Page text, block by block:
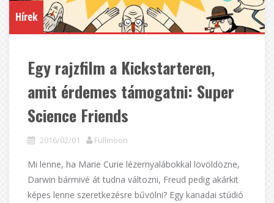
Hírek
Egy rajzfilm a Kickstarteren,
amit érdemes támogatni: Super
Science Friends
2016/02/01 Fullmoon
Mi lenne, ha Marie Curie lézernyalábokkal lövöldözne,
Darwin bármivé át tudna változni, Freud pedig akárkit
képes lenne szeretkezésre bűvölni? Egy kanadai stúdió